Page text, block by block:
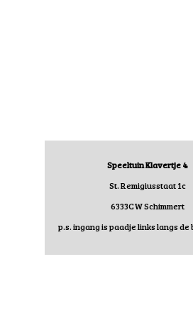
Speeltuin Klavertje 4
St. Remigiusstaat 1c
6333CW Schimmert
p.s. ingang is paadje links langs de